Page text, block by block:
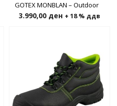
GOTEX MONBLAN – Outdoor
3.990,00 ден + 18 % ддв